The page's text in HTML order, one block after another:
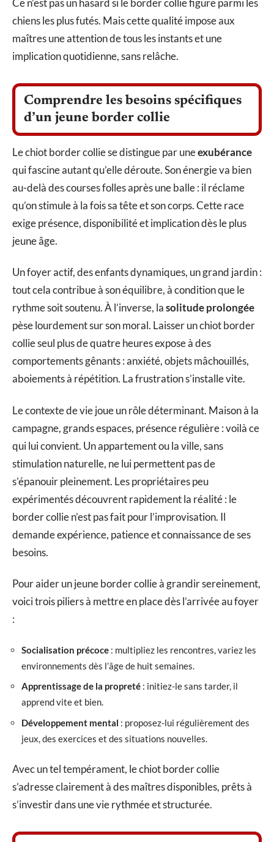
Ce n’est pas un hasard si le border collie figure parmi les
chiens les plus futés. Mais cette qualité impose aux
maîtres une attention de tous les instants et une
implication quotidienne, sans relâche.
Comprendre les besoins spécifiques
d’un jeune border collie
Le chiot border collie se distingue par uneexubérance
qui fascine autant qu’elle déroute. Son énergie va bien
au-delà des courses folles après une balle : il réclame
qu’on stimule à la fois sa tête et son corps. Cette race
exige présence, disponibilité et implication dès le plus
jeune âge.
Un foyer actif, des enfants dynamiques, un grand jardin :
tout cela contribue à son équilibre, à condition que le
rythme soit soutenu. À l’inverse, lasolitude prolongée
pèse lourdement sur son moral. Laisser un chiot border
collie seul plus de quatre heures expose à des
comportements gênants : anxiété, objets mâchouillés,
aboiements à répétition. La frustration s’installe vite.
Le contexte de vie joue un rôle déterminant. Maison à la
campagne, grands espaces, présence régulière : voilà ce
qui lui convient. Un appartement ou la ville, sans
stimulation naturelle, ne lui permettent pas de
s’épanouir pleinement. Les propriétaires peu
expérimentés découvrent rapidement la réalité : le
border collie n’est pas fait pour l’improvisation. Il
demande expérience, patience et connaissance de ses
besoins.
Pour aider un jeune border collie à grandir sereinement,
voici trois piliers à mettre en place dès l’arrivée au foyer
:
Socialisation précoce : multipliez les rencontres, variez les
environnements dès l’âge de huit semaines.
Apprentissage de la propreté : initiez-le sans tarder, il
apprend vite et bien.
Développement mental : proposez-lui régulièrement des
jeux, des exercices et des situations nouvelles.
Avec un tel tempérament, le chiot border collie
s’adresse clairement à des maîtres disponibles, prêts à
s’investir dans une vie rythmée et structurée.